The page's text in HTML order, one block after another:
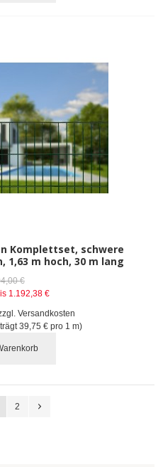
Komplettset, schwere
1,63 m hoch, 30 m lang
€
1.192,38 €
Versandkosten
39,75 € pro 1 m)
2